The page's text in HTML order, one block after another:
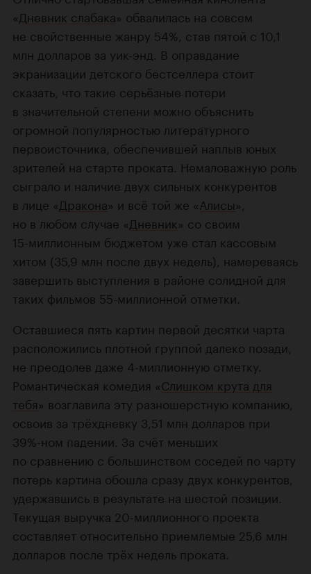
«Дневник слабака» обвалилась на совсем
не свойственные жанру 54%, став пятой с 10,1
млн долларов за уик-энд. В оправдание
экранизации детского бестселлера стоит
сказать, что такие серьёзные потери
в значительной степени можно объяснить
огромной популярностью литературного
первоисточника, обеспечившей наплыв юных
зрителей на старте проката. Немаловажную роль
сыграло и наличие двух сильных конкурентов
в лице «Дракона» и всё той же «Алисы»,
но в любом случае «Дневник» со своим
15-миллионным бюджетом уже стал кассовым
хитом (35,9 млн после двух недель), намереваясь
завершить выступления в районе солидной для
таких фильмов 55-миллионной отметки.
Оставшиеся пять картин первой десятки чарта
расположились плотной группой далеко позади,
не преодолев даже 4-миллионную отметку.
Романтическая комедия «Слишком крута для
тебя» возглавила эту разношерстную компанию,
освоив за трёхдневку 3,51 млн долларов при
39%-ном падении. За счёт меньших
по сравнению с большинством соседей по чарту
потерь картина обошла сразу двух конкурентов,
удержавшись в результате на шестой позиции.
Текущая выручка 20-миллионного проекта
составляет относительно приемлемые 25,6 млн
долларов после трёх недель проката.